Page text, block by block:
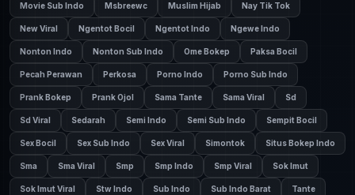
Movie Sub Indo Msbreewc Muslim Hijab Nay Tik Tok
New Viral Ngentot Bocil Ngentot Indo Ngewe Indo
Nonton Indo Nonton Sub Indo Ome Bokep Paksa Bocil
Pecah Perawan Perkosa Porno Indo Porno Sub Indo
Prank Bokep Prank Ojol Sama Tante Sama Viral Sd
Sd Viral Sedarah Semi Indo Semi Sub Indo Sempit Bocil
Sex Bocil Sex Sub Indo Sex Viral Simontok Situs Bokep Indo
Sma Sma Viral Smp Smp Indo Smp Viral Sok Imut
Sok Imut Viral Stw Indo Sub Indo Sub Indo Barat Tante